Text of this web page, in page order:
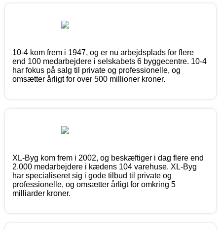
10-4 kom frem i 1947, og er nu arbejdsplads for flere
end 100 medarbejdere i selskabets 6 byggecentre. 10-4
har fokus på salg til private og professionelle, og
omsætter årligt for over 500 millioner kroner.
XL-Byg kom frem i 2002, og beskæftiger i dag flere end
2.000 medarbejdere i kædens 104 varehuse. XL-Byg
har specialiseret sig i gode tilbud til private og
professionelle, og omsætter årligt for omkring 5
milliarder kroner.